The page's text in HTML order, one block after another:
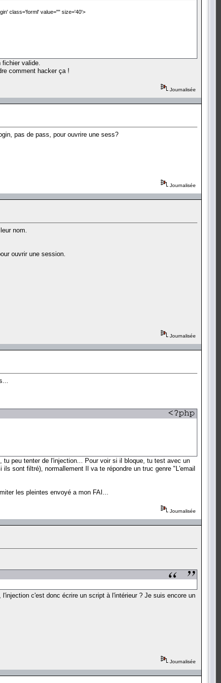
class='forml' value="" size='40'>
valide.
comment hacker ça !
Journalisée
pas de pass, pour ouvrire une sess?
Journalisée
nom.
ouvrir une session.
Journalisée
peu tenter de l'injection... Pour voir si il bloque, tu test avec un
sont filtré), normallement Il va te répondre un truc genre "L'email
les pleintes envoyé a mon FAI...
Journalisée
c'est donc écrire un script à l'intérieur ? Je suis encore un
Journalisée